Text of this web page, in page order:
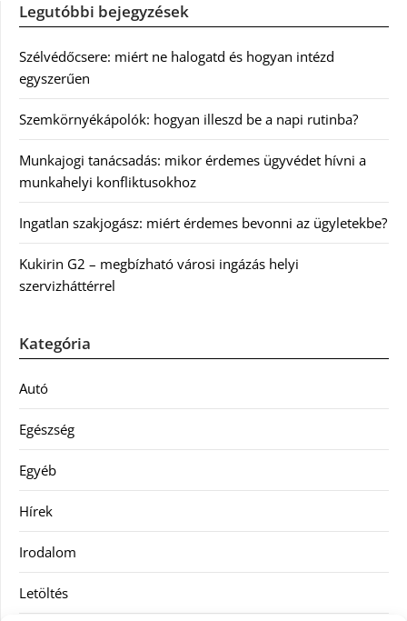
Legutóbbi bejegyzések
Szélvédőcsere: miért ne halogatd és hogyan intézd
egyszerűen
Szemkörnyékápolók: hogyan illeszd be a napi rutinba?
Munkajogi tanácsadás: mikor érdemes ügyvédet hívni a
munkahelyi konfliktusokhoz
Ingatlan szakjogász: miért érdemes bevonni az ügyletekbe?
Kukirin G2 – megbízható városi ingázás helyi
szervizháttérrel
Kategória
Autó
Egészség
Egyéb
Hírek
Irodalom
Letöltés